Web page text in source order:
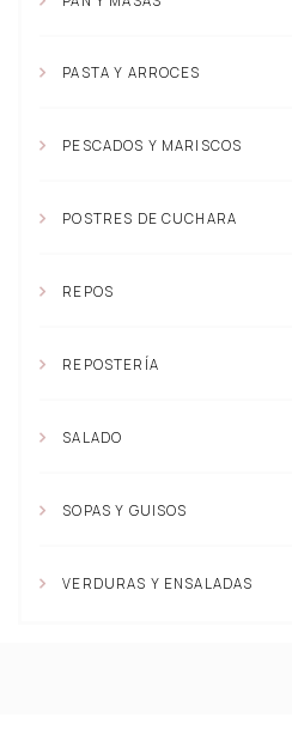
PASTA Y ARROCES
PESCADOS Y MARISCOS
POSTRES DE CUCHARA
REPOS
REPOSTERÍA
SALADO
SOPAS Y GUISOS
VERDURAS Y ENSALADAS